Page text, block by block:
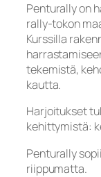
Penturally on
rally-tokon
Kurssilla
tekemistä,
kautta.
Harjoitukset
kehittymistä:
Penturally
riippumatta.